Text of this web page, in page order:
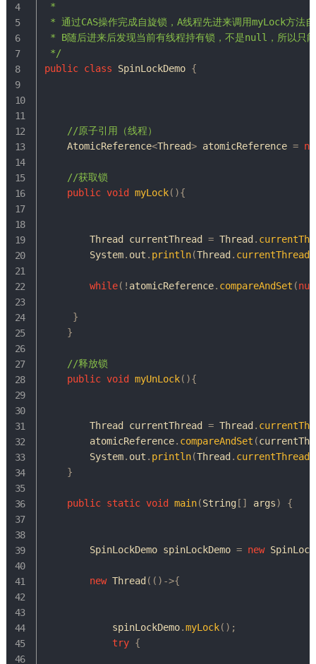
*
* 通过CAS操作完成自旋锁，A线程先进来调用myLock方法
* B随后进来后发现当前有线程持有锁，不是null，所以只
*/
public class SpinLockDemo {
//原子引用（线程）
AtomicReference<Thread> atomicReference =
//获取锁
public void myLock( ){
Thread currentThread = Thread .
System. out . println(Thread . currentThread
while( ! atomicReference. compareAndSet (
}
}
//释放锁
public void myUnLock( ){
Thread currentThread = Thread .
        atomicReference
. compareAndSet (
System. out . println(Thread . currentThread
}
public static void main(String[ ] args) {
SpinLockDemo spinLockDemo = new
new Thread ( ( ) ->{
            spinLockDemo
.myLock( ) ;
try {